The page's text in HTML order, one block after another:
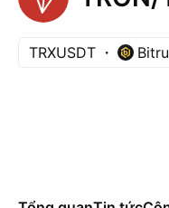
TRXUSDT